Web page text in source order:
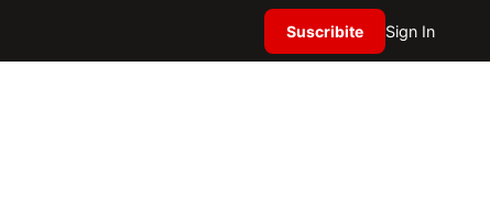
Suscribite Sign In